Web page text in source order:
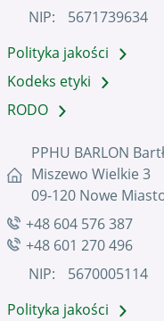
NIP:
5671739634
Polityka jakości
Kodeks etyki
RODO
PPHU BARLON
Miszewo Wielkie 3
09-120 Nowe
+48 604 576 387
+48 601 270 496
NIP:
5670005114
Polityka jakości